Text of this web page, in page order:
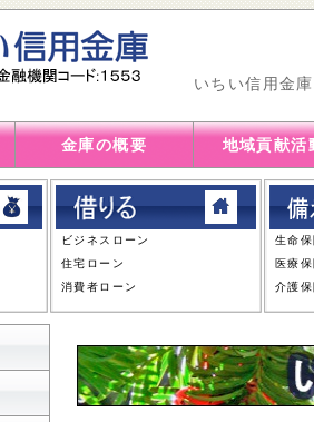
いちい信用金
金庫の概要 地域貢献活
ビジネスローン
住宅ローン
消費者ローン
生命
医療
介護